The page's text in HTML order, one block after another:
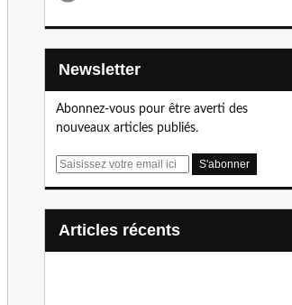
Newsletter
Abonnez-vous pour être averti des
nouveaux articles publiés.
E
articles récents